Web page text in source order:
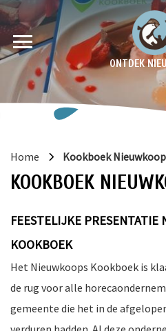
ONTDEK
Home Kookboek
KOOKBOEK
FEESTELIJKE PRESENTATIE
KOOKBOEK
Het Nieuwkoops Kookboek is
de rug voor alle
gemeente die het in de